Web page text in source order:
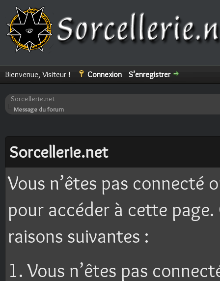
Bienvenue, Visiteur ! Connexion S’enregistrer
Sorcellerie.net
Message du forum
Sorcellerie.net
Vous n’êtes pas connecté
pour accéder à cette
raisons suivantes :
Vous n’êtes pas